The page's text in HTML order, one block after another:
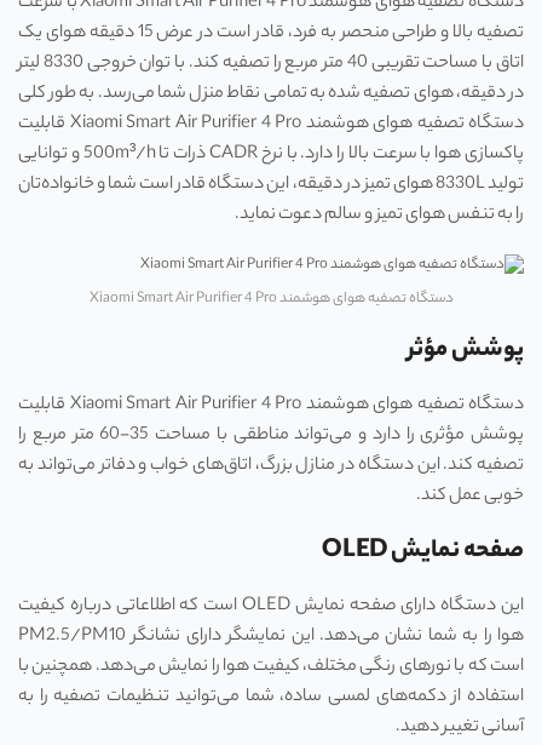
تصفیه بالا و طراحی منحصر به فرد، قادر است در عرض 15 دقیقه هوای یک
اتاق با مساحت تقریبی 40 متر مربع را تصفیه کند. با توان خروجی 8330 لیتر
در دقیقه، هوای تصفیه شده به تمامی نقاط منزل شما می‌رسد. به طور کلی
دستگاه تصفیه هوای هوشمند Xiaomi Smart Air Purifier 4 Pro قابلیت
پاکسازی هوا با سرعت بالا را دارد. با نرخ CADR ذرات تا 500m³/h و توانایی
تولید 8330L هوای تمیز در دقیقه، این دستگاه قادر است شما و خانواده‌تان
را به تنفس هوای تمیز و سالم دعوت نماید.
دستگاه تصفیه هوای هوشمند Xiaomi Smart Air Purifier 4 Pro
پوشش مؤثر
دستگاه تصفیه هوای هوشمند Xiaomi Smart Air Purifier 4 Pro قابلیت
پوشش مؤثری را دارد و می‌تواند مناطقی با مساحت 35-60 متر مربع را
تصفیه کند. این دستگاه در منازل بزرگ، اتاق‌های خواب و دفاتر می‌تواند به
خوبی عمل کند.
صفحه نمایش OLED
این دستگاه دارای صفحه نمایش OLED است که اطلاعاتی درباره کیفیت
هوا را به شما نشان می‌دهد. این نمایشگر دارای نشانگر PM2.5/PM10
است که با نورهای رنگی مختلف، کیفیت هوا را نمایش می‌دهد. همچنین با
استفاده از دکمه‌های لمسی ساده، شما می‌توانید تنظیمات تصفیه را به
آسانی تغییر دهید.